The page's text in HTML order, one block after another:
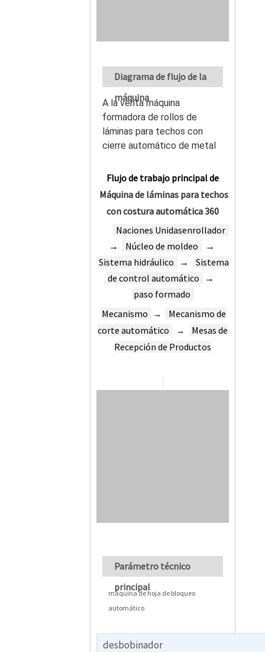
Diagrama de flujo de la
máquina
A la venta máquina
formadora de rollos de
láminas para techos con
cierre automático de metal
Flujo de trabajo principal de
Máquina de láminas para techos
con costura automática 360
Naciones Unidasenrollador
→
Núcleo de moldeo
→
Sistema hidráulico
→
Sistema
de control automático
→
paso formado
Mecanismo
→
Mecanismo de
corte automático
→
Mesas de
Recepción de Productos
Parámetro técnico
principal
máquina de hoja de bloqueo
automático
desbobinador